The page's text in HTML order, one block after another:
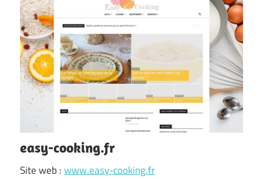
easy-cooking.fr
Site web :www.easy-cooking.fr